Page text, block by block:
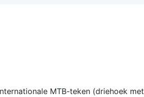
MTB-teken (driehoek